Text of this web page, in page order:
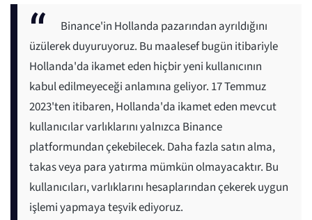
Binance'in Hollanda pazarından ayrıldığını
üzülerek duyuruyoruz. Bu maalesef bugün itibariyle
Hollanda'da ikamet eden hiçbir yeni kullanıcının
kabul edilmeyeceği anlamına geliyor. 17 Temmuz
2023'ten itibaren, Hollanda'da ikamet eden mevcut
kullanıcılar varlıklarını yalnızca Binance
platformundan çekebilecek. Daha fazla satın alma,
takas veya para yatırma mümkün olmayacaktır. Bu
kullanıcıları, varlıklarını hesaplarından çekerek uygun
işlemi yapmaya teşvik ediyoruz.